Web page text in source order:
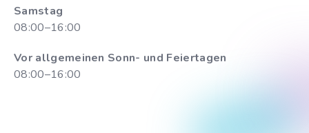
Samstag
08:00–16:00
Vor allgemeinen Sonn- und Feiertagen
08:00–16:00